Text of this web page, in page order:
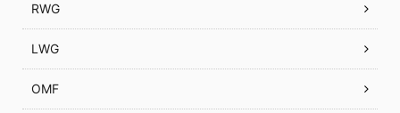
RWG
LWG
OMF